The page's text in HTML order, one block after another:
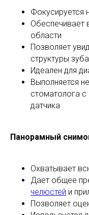
Фокусируется
Обеспечивает
области
Позволяет
структуры
Идеален для
Выполняется
стоматолога
датчика
Панорамный
Охватывает
Дает общее
челюстей и
Позволяет